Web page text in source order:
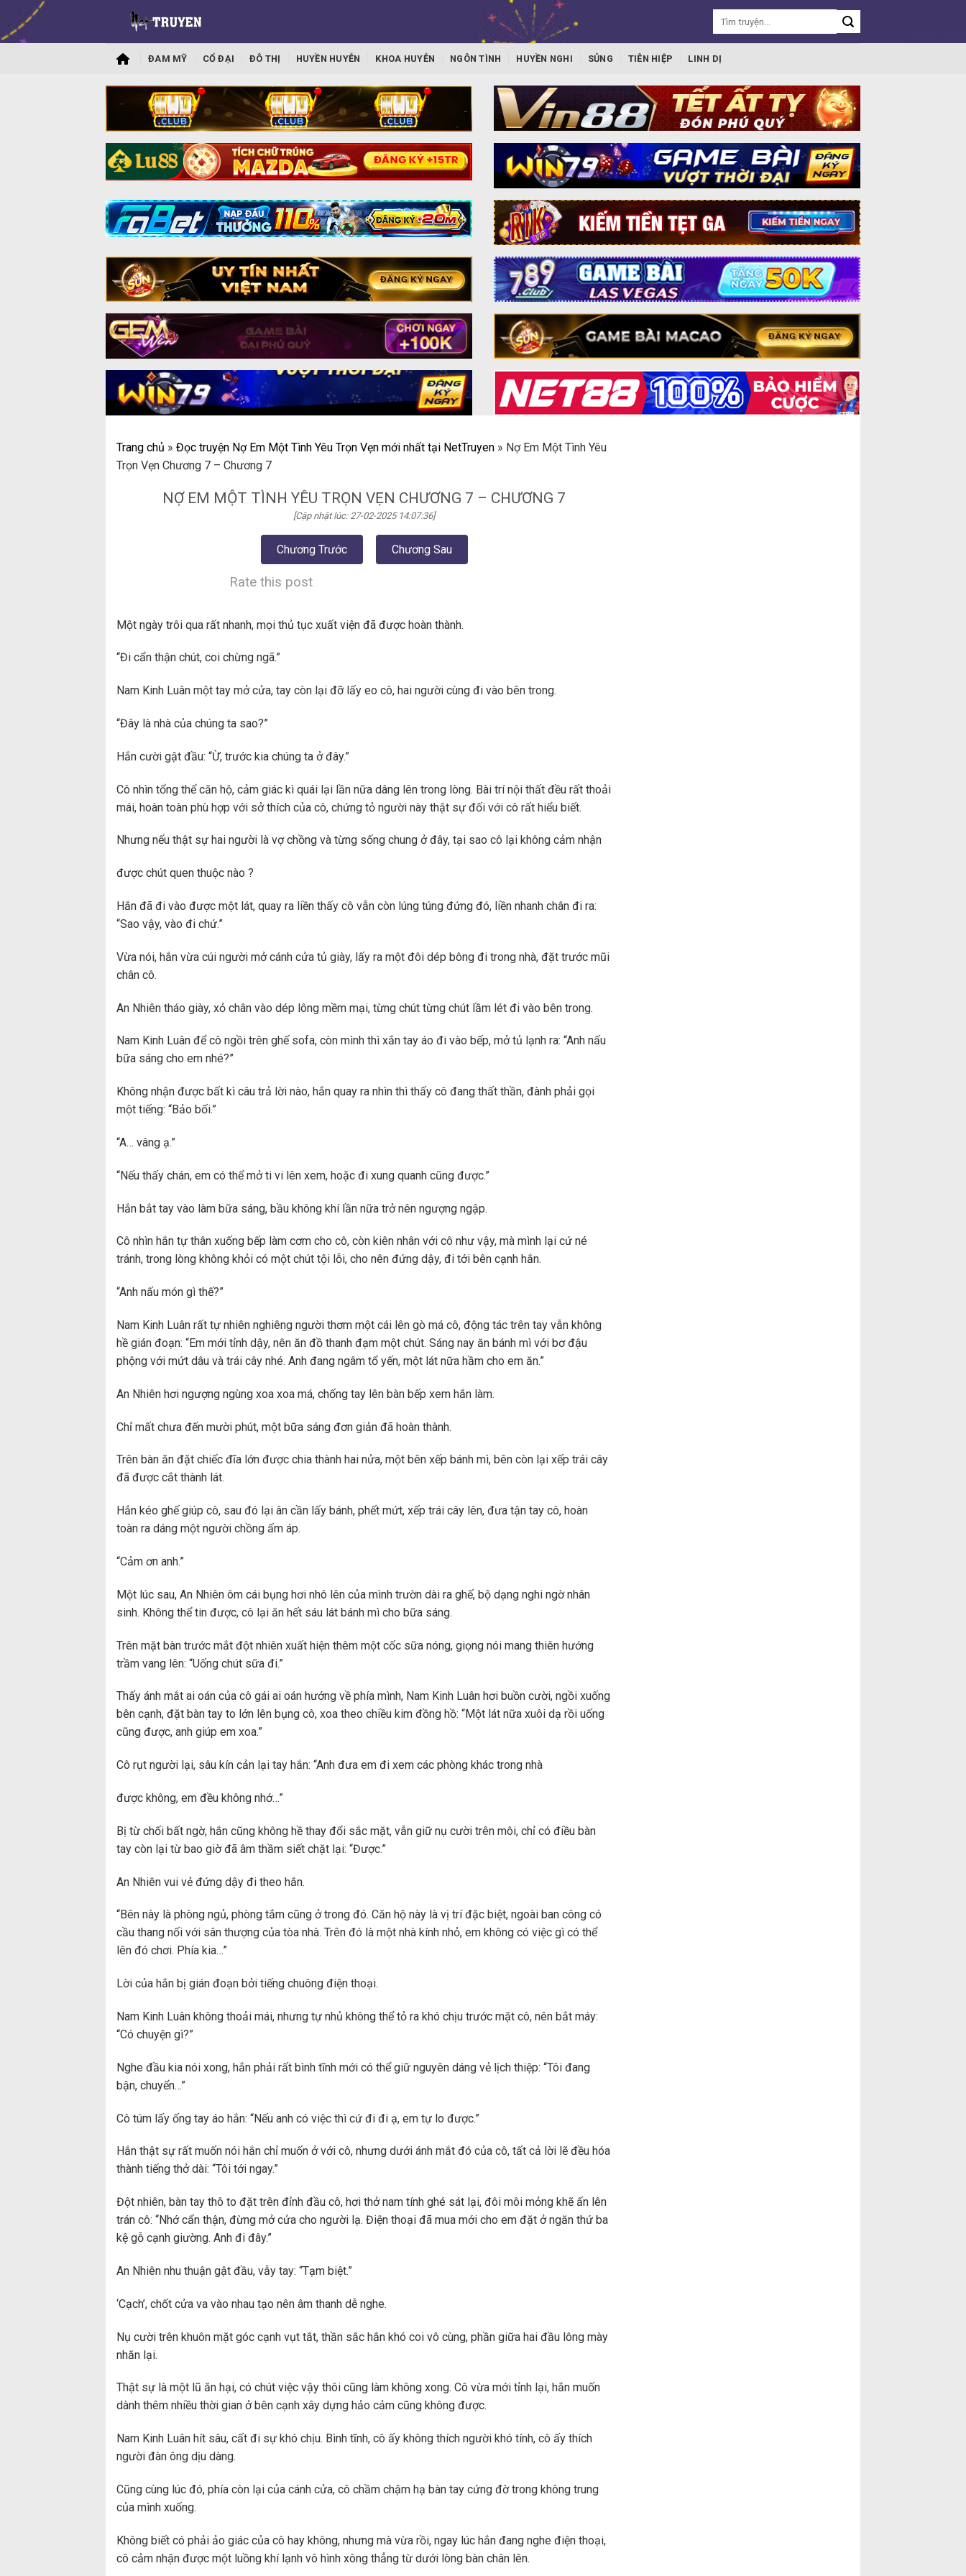
ĐAM MỸ CỔ ĐẠI ĐÔ THỊ HUYỀN HUYỄN KHOA HUYỄN NGÔN TÌNH HUYỀN NGHI SỦNG TIÊN HIỆP LINH DỊ
Trang chủ » Đọc truyện Nợ Em Một Tình Yêu Trọn Vẹn mới nhất tại NetTruyen » Nợ Em Một Tình Yêu
Trọn Vẹn Chương 7 – Chương 7
NỢ EM MỘT TÌNH YÊU TRỌN VẸN CHƯƠNG 7 – CHƯƠNG 7
[Cập nhật lúc: 27-02-2025 14:07:36]
Chương Trước Chương Sau
Rate this post
Một ngày trôi qua rất nhanh, mọi thủ tục xuất viện đã được hoàn thành.
“Đi cẩn thận chút, coi chừng ngã.”
Nam Kinh Luân một tay mở cửa, tay còn lại đỡ lấy eo cô, hai người cùng đi vào bên trong.
“Đây là nhà của chúng ta sao?”
Hắn cười gật đầu: “Ừ, trước kia chúng ta ở đây.”
Cô nhìn tổng thể căn hộ, cảm giác kì quái lại lần nữa dâng lên trong lòng. Bài trí nội thất đều rất thoải
mái, hoàn toàn phù hợp với sở thích của cô, chứng tỏ người này thật sự đối với cô rất hiểu biết.
Nhưng nếu thật sự hai người là vợ chồng và từng sống chung ở đây, tại sao cô lại không cảm nhận
được chút quen thuộc nào ?
Hắn đã đi vào được một lát, quay ra liền thấy cô vẫn còn lúng túng đứng đó, liền nhanh chân đi ra:
“Sao vậy, vào đi chứ.”
Vừa nói, hắn vừa cúi người mở cánh cửa tủ giày, lấy ra một đôi dép bông đi trong nhà, đặt trước mũi
chân cô.
An Nhiên tháo giày, xỏ chân vào dép lông mềm mại, từng chút từng chút lầm lét đi vào bên trong.
Nam Kinh Luân để cô ngồi trên ghế sofa, còn mình thì xắn tay áo đi vào bếp, mở tủ lạnh ra: “Anh nấu
bữa sáng cho em nhé?”
Không nhận được bất kì câu trả lời nào, hắn quay ra nhìn thì thấy cô đang thất thần, đành phải gọi
một tiếng: “Bảo bối.”
“A… vâng ạ.”
“Nếu thấy chán, em có thể mở ti vi lên xem, hoặc đi xung quanh cũng được.”
Hắn bắt tay vào làm bữa sáng, bầu không khí lần nữa trở nên ngượng ngập.
Cô nhìn hắn tự thân xuống bếp làm cơm cho cô, còn kiên nhân với cô như vậy, mà mình lại cứ né
tránh, trong lòng không khỏi có một chút tội lỗi, cho nên đứng dậy, đi tới bên cạnh hắn.
“Anh nấu món gì thế?”
Nam Kinh Luân rất tự nhiên nghiêng người thơm một cái lên gò má cô, động tác trên tay vẫn không
hề gián đoạn: “Em mới tỉnh dậy, nên ăn đồ thanh đạm một chút. Sáng nay ăn bánh mì với bơ đậu
phộng với mứt dâu và trái cây nhé. Anh đang ngâm tổ yến, một lát nữa hầm cho em ăn.”
An Nhiên hơi ngượng ngùng xoa xoa má, chống tay lên bàn bếp xem hắn làm.
Chỉ mất chưa đến mười phút, một bữa sáng đơn giản đã hoàn thành.
Trên bàn ăn đặt chiếc đĩa lớn được chia thành hai nửa, một bên xếp bánh mì, bên còn lại xếp trái cây
đã được cắt thành lát.
Hắn kéo ghế giúp cô, sau đó lại ân cần lấy bánh, phết mứt, xếp trái cây lên, đưa tận tay cô, hoàn
toàn ra dáng một người chồng ấm áp.
“Cảm ơn anh.”
Một lúc sau, An Nhiên ôm cái bụng hơi nhô lên của mình trườn dài ra ghế, bộ dạng nghi ngờ nhân
sinh. Không thể tin được, cô lại ăn hết sáu lát bánh mì cho bữa sáng.
Trên mặt bàn trước mắt đột nhiên xuất hiện thêm một cốc sữa nóng, giọng nói mang thiên hướng
trầm vang lên: “Uống chút sữa đi.”
Thấy ánh mắt ai oán của cô gái ai oán hướng về phía mình, Nam Kinh Luân hơi buồn cười, ngồi xuống
bên cạnh, đặt bàn tay to lớn lên bụng cô, xoa theo chiều kim đồng hồ: “Một lát nữa xuôi dạ rồi uống
cũng được, anh giúp em xoa.”
Cô rụt người lại, sâu kín cản lại tay hắn: “Anh đưa em đi xem các phòng khác trong nhà
được không, em đều không nhớ…”
Bị từ chối bất ngờ, hắn cũng không hề thay đổi sắc mặt, vẫn giữ nụ cười trên môi, chỉ có điều bàn
tay còn lại từ bao giờ đã âm thầm siết chặt lại: “Được.”
An Nhiên vui vẻ đứng dậy đi theo hắn.
“Bên này là phòng ngủ, phòng tắm cũng ở trong đó. Căn hộ này là vị trí đặc biệt, ngoài ban công có
cầu thang nối với sân thượng của tòa nhà. Trên đó là một nhà kính nhỏ, em không có việc gì có thể
lên đó chơi. Phía kia…”
Lời của hắn bị gián đoạn bởi tiếng chuông điện thoại.
Nam Kinh Luân không thoải mái, nhưng tự nhủ không thể tỏ ra khó chịu trước mặt cô, nên bắt máy:
“Có chuyện gì?”
Nghe đầu kia nói xong, hắn phải rất bình tĩnh mới có thể giữ nguyên dáng vẻ lịch thiệp: “Tôi đang
bận, chuyển…”
Cô túm lấy ống tay áo hắn: “Nếu anh có việc thì cứ đi đi ạ, em tự lo được.”
Hắn thật sự rất muốn nói hắn chỉ muốn ở với cô, nhưng dưới ánh mắt đó của cô, tất cả lời lẽ đều hóa
thành tiếng thở dài: “Tôi tới ngay.”
Đột nhiên, bàn tay thô to đặt trên đỉnh đầu cô, hơi thở nam tính ghé sát lại, đôi môi mỏng khẽ ấn lên
trán cô: “Nhớ cẩn thận, đừng mở cửa cho người lạ. Điện thoại đã mua mới cho em đặt ở ngăn thứ ba
kệ gỗ cạnh giường. Anh đi đây.”
An Nhiên nhu thuận gật đầu, vẫy tay: “Tạm biệt.”
‘Cạch’, chốt cửa va vào nhau tạo nên âm thanh dễ nghe.
Nụ cười trên khuôn mặt góc cạnh vụt tắt, thần sắc hắn khó coi vô cùng, phần giữa hai đầu lông mày
nhăn lại.
Thật sự là một lũ ăn hại, có chút việc vậy thôi cũng làm không xong. Cô vừa mới tỉnh lại, hắn muốn
dành thêm nhiều thời gian ở bên cạnh xây dựng hảo cảm cũng không được.
Nam Kinh Luân hít sâu, cất đi sự khó chịu. Bình tĩnh, cô ấy không thích người khó tính, cô ấy thích
người đàn ông dịu dàng.
Cũng cùng lúc đó, phía còn lại của cánh cửa, cô chầm chậm hạ bàn tay cứng đờ trong không trung
của mình xuống.
Không biết có phải ảo giác của cô hay không, nhưng mà vừa rồi, ngay lúc hắn đang nghe điện thoại,
cô cảm nhận được một luồng khí lạnh vô hình xông thẳng từ dưới lòng bàn chân lên.